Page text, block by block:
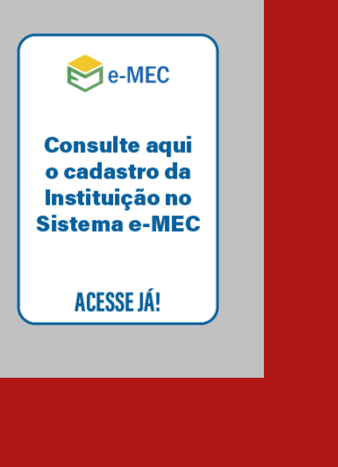
Foto: Buda Mendes/CPB